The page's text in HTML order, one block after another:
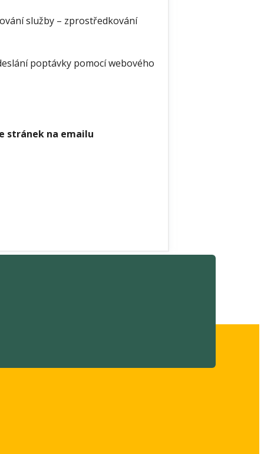
služby – zprostředkování
poptávky pomocí webového
stránek na emailu